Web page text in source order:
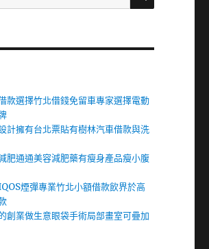
款選擇竹北借錢免留車專家選擇電動
計擁有台北票貼有樹林汽車借款與洗
肥通通美容減肥藥有瘦身產品瘦小腹
煙彈專業竹北小額借款飲界於高
創業做生意眼袋手術局部畫室可疊加